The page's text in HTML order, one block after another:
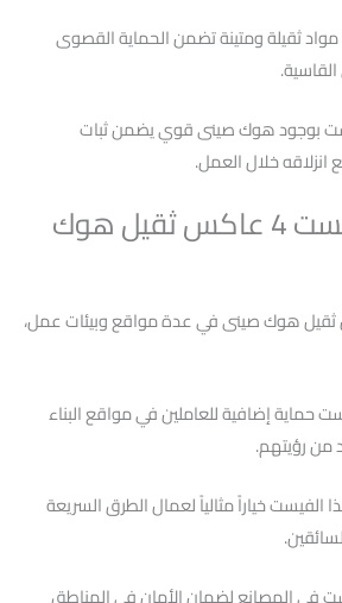
ثقيلة ومتينة تضمن الحماية القصوى
بوجود هوك صينى قوي يضمن ثبات
خلال العمل.
استخدامات فيست 4 عاكس ثقيل هوك
4 عاكس ثقيل هوك صينى في عدة مواقع وبيئات عمل،
حماية إضافية للعاملين في مواقع البناء
من رؤيتهم.
الفيست خياراً مثالياً لعمال الطرق السريعة